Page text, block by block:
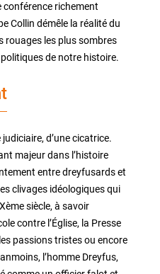
conférence richement
Collin démêle la réalité du
rouages les plus sombres
de notre histoire.
d’une cicatrice.
majeur dans l’histoire
entre dreyfusards et
clivages idéologiques qui
siècle, à savoir
contre l’Église, la Presse
passions tristes ou encore
l’homme Dreyfus,